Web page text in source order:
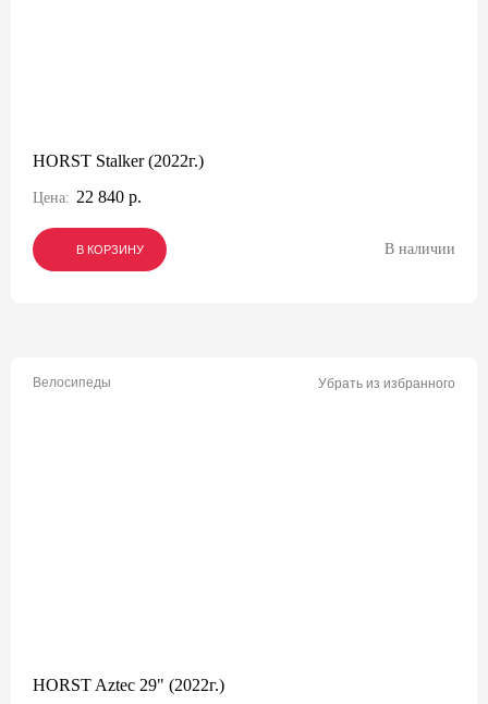
HORST Stalker (2022г.)
Цена: 22 840 р.
В КОРЗИНУ
В КОРЗИНУ
В КОРЗИНУ В наличии
Велосипеды Убрать из избранного
HORST Aztec 29" (2022г.)